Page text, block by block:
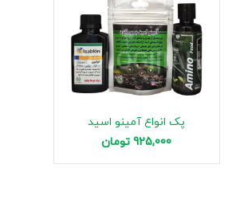
پک انواع آمینو اسید
925,000 تومان